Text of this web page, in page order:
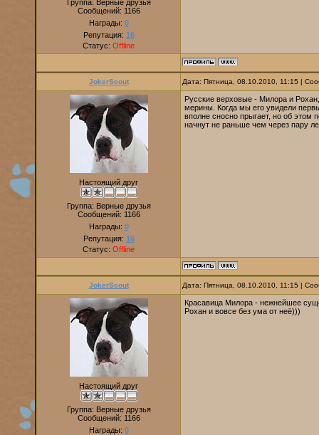
Группа: Верные друзья
Сообщений: 1166
Награды: 0
Репутация: 16
Статус: Offline
JokerScout Дата: Пятница, 08.10.2010, 11:15 |
Настоящий друг
Группа: Верные друзья
Сообщений: 1166
Награды: 0
Репутация: 16
Статус: Offline
Русские верховые - Милора и
мерины. Когда мы его увидели
вполне сносно прыгает, но об этом
начнут не раньше чем через пару
JokerScout Дата: Пятница, 08.10.2010, 11:15 |
Настоящий друг
Группа: Верные друзья
Сообщений: 1166
Награды: 0
Красавица Милора - нежнейшее
Рохан и вовсе без ума от неё)))